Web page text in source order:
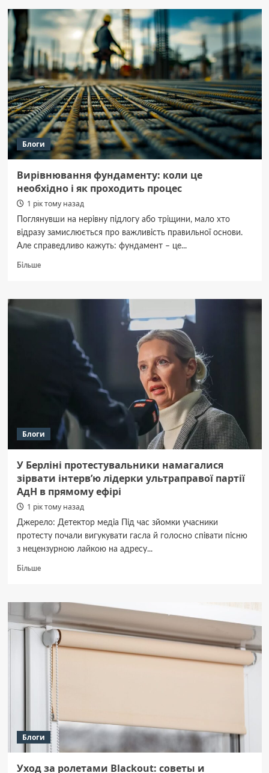
експертиза
виявила
у
журналістки
Вікторії
Рощиної
травму
шиї
та
переломи
кісток
Блоги
Вирівнювання фундаменту: коли це
необхідно і як проходить процес
1 рік тому назад
Поглянувши на нерівну підлогу або тріщини, мало хто
відразу замислюється про важливість правильної основи.
Але справедливо кажуть: фундамент – це...
БільшеДокладніше
фундаменту:
це
необхідно
Блоги
У Берліні протестувальники намагалися
зірвати інтервʼю лідерки ультраправої партії
АдН в прямому ефірі
1 рік тому назад
Джерело: Детектор медіа Під час зйомки учасники
протесту почали вигукувати гасла й голосно співати пісню
з нецензурною лайкою на адресу...
БільшеДокладніше
Берліні
протестувальники
намагалися
зірвати
інтервʼю
лідерки
ультраправої
партії
АдН
прямому
ефірі
Блоги
Уход за ролетами Blackout: советы и